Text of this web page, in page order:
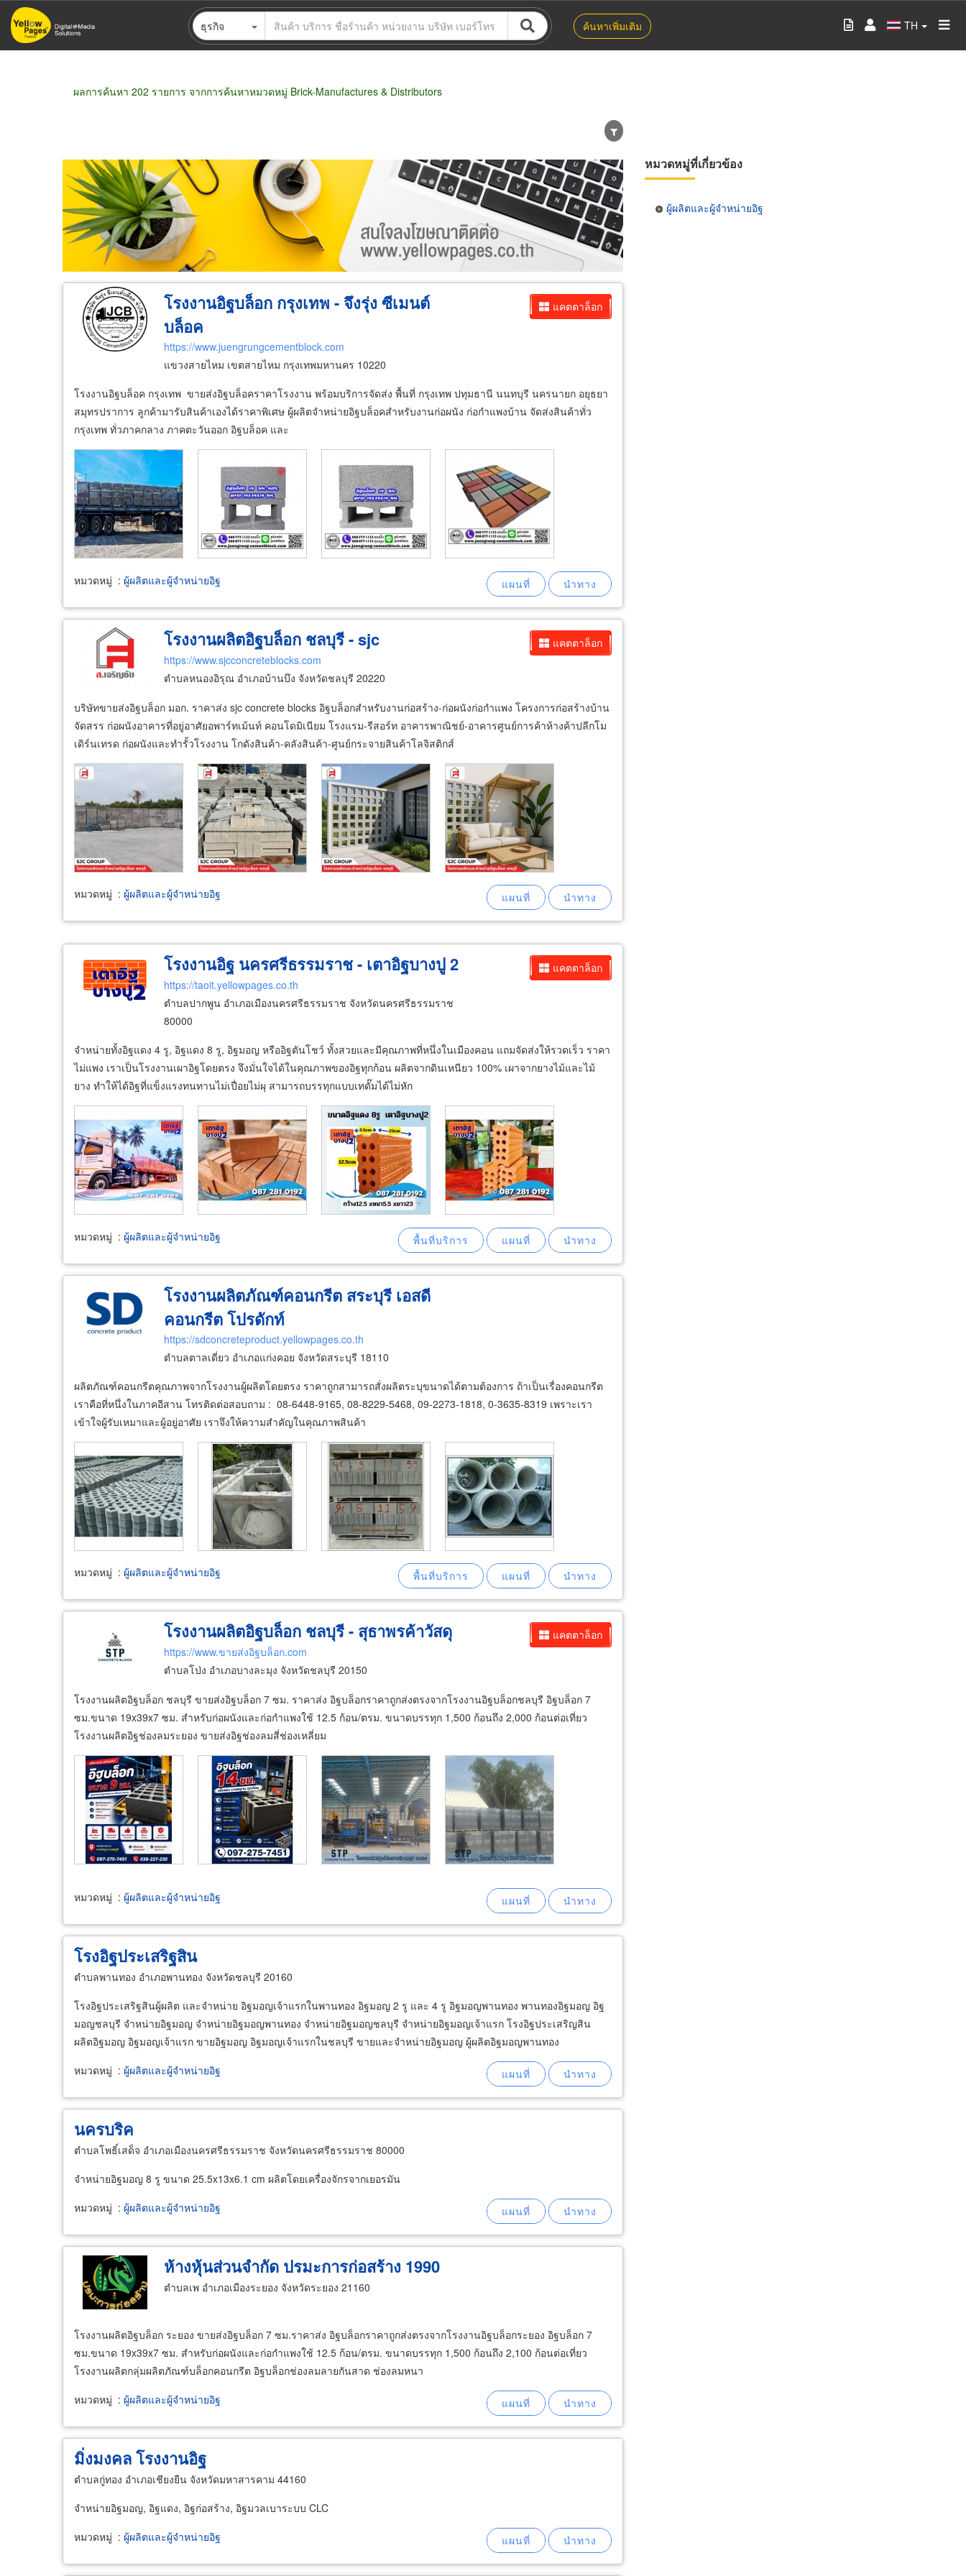
ข้าม
ไป
ธุรกิจ ค้นหาเพิ่มเติม TH
ผลการค้นหา 202 รายการ จากการค้นหาหมวดหมู่ Brick-Manufactures & Distributors
ขายส่ง ขายปลีก ผู้ผลิต ตัวแทนจัดจำหน่าย ผู้ส่งออก/นำเข้า ธุรกิจบริการ
แคตตาล็อก
โรงงานอิฐบล็อก กรุงเทพ - จึงรุ่ง ซีเมนต์
บล็อค
https://www.juengrungcementblock.com
แขวงสายไหม เขตสายไหม กรุงเทพมหานคร 10220
โรงงานอิฐบล็อค กรุงเทพ ขายส่งอิฐบล็อคราคาโรงงาน พร้อมบริการจัดส่ง พื้นที่ กรุงเทพ ปทุมธานี นนทบุรี นครนายก อยุธยา
สมุทรปราการ ลูกค้ามารับสินค้าเองได้ราคาพิเศษ ผู้ผลิตจำหน่ายอิฐบล็อคสำหรับงานก่อผนัง ก่อกำแพงบ้าน จัดส่งสินค้าทั่ว
กรุงเทพ ทั่วภาคกลาง ภาคตะวันออก อิฐบล็อค และ
หมวดหมู่ : ผู้ผลิตและผู้จำหน่ายอิฐ
แคตตาล็อก
โรงงานผลิตอิฐบล็อก ชลบุรี - sjc
https://www.sjcconcreteblocks.com
ตำบลหนองอิรุณ อำเภอบ้านบึง จังหวัดชลบุรี 20220
บริษัทขายส่งอิฐบล็อก มอก. ราคาส่ง sjc concrete blocks อิฐบล็อกสำหรับงานก่อสร้าง-ก่อผนังก่อกำแพง โครงการก่อสร้างบ้าน
จัดสรร ก่อผนังอาคารที่อยู่อาศัยอพาร์ทเม้นท์ คอนโดมิเนียม โรงแรม-รีสอร์ท อาคารพาณิชย์-อาคารศูนย์การค้าห้างค้าปลีกโม
เดิร์นเทรด ก่อผนังและทำรั้วโรงงาน โกดังสินค้า-คลังสินค้า-ศูนย์กระจายสินค้าโลจิสติกส์
หมวดหมู่ : ผู้ผลิตและผู้จำหน่ายอิฐ
แคตตาล็อก
โรงงานอิฐ นครศรีธรรมราช - เตาอิฐบางปู 2
https://taoit.yellowpages.co.th
ตำบลปากพูน อำเภอเมืองนครศรีธรรมราช จังหวัดนครศรีธรรมราช
80000
จำหน่ายทั้งอิฐแดง 4 รู, อิฐแดง 8 รู, อิฐมอญ หรืออิฐตันโชว์ ทั้งสวยและมีคุณภาพที่หนึ่งในเมืองคอน แถมจัดส่งให้รวดเร็ว ราคา
ไม่แพง เราเป็นโรงงานเผาอิฐโดยตรง จึงมั่นใจได้ในคุณภาพของอิฐทุกก้อน ผลิตจากดินเหนียว 100% เผาจากยางไม้และไม้
ยาง ทำให้ได้อิฐที่แข็งแรงทนทานไม่เปื่อยไม่ผุ สามารถบรรทุกแบบเทดั๊มได้ไม่หัก
หมวดหมู่ : ผู้ผลิตและผู้จำหน่ายอิฐ
โรงงานผลิตภัณฑ์คอนกรีต สระบุรี เอสดี
คอนกรีต โปรดักท์
https://sdconcreteproduct.yellowpages.co.th
ตำบลตาลเดี่ยว อำเภอแก่งคอย จังหวัดสระบุรี 18110
ผลิตภัณฑ์คอนกรีตคุณภาพจากโรงงานผู้ผลิตโดยตรง ราคาถูกสามารถสั่งผลิตระบุขนาดได้ตามต้องการ ถ้าเป็นเรื่องคอนกรีต
เราคือที่หนึ่งในภาคอีสาน โทรติดต่อสอบถาม : 08-6448-9165, 08-8229-5468, 09-2273-1818, 0-3635-8319 เพราะเรา
เข้าใจผู้รับเหมาและผู้อยู่อาศัย เราจึงให้ความสำคัญในคุณภาพสินค้า
หมวดหมู่ : ผู้ผลิตและผู้จำหน่ายอิฐ
แคตตาล็อก
โรงงานผลิตอิฐบล็อก ชลบุรี - สุธาพรค้าวัสดุ
https://www.ขายส่งอิฐบล็อก.com
ตำบลโป่ง อำเภอบางละมุง จังหวัดชลบุรี 20150
โรงงานผลิตอิฐบล็อก ชลบุรี ขายส่งอิฐบล็อก 7 ซม. ราคาส่ง อิฐบล็อกราคาถูกส่งตรงจากโรงงานอิฐบล็อกชลบุรี อิฐบล็อก 7
ซม.ขนาด 19x39x7 ซม. สำหรับก่อผนังและก่อกำแพงใช้ 12.5 ก้อน/ตรม. ขนาดบรรทุก 1,500 ก้อนถึง 2,000 ก้อนต่อเที่ยว
โรงงานผลิตอิฐช่องลมระยอง ขายส่งอิฐช่องลมสี่ช่องเหลี่ยม
หมวดหมู่ : ผู้ผลิตและผู้จำหน่ายอิฐ
โรงอิฐประเสริฐสิน
ตำบลพานทอง อำเภอพานทอง จังหวัดชลบุรี 20160
โรงอิฐประเสริฐสินผู้ผลิต และจำหน่าย อิฐมอญเจ้าแรกในพานทอง อิฐมอญ 2 รู และ 4 รู อิฐมอญพานทอง พานทองอิฐมอญ อิฐ
มอญชลบุรี จำหน่ายอิฐมอญ จำหน่ายอิฐมอญพานทอง จำหน่ายอิฐมอญชลบุรี จำหน่ายอิฐมอญเจ้าแรก โรงอิฐประเสริญสิน
ผลิตอิฐมอญ อิฐมอญเจ้าแรก ขายอิฐมอญ อิฐมอญเจ้าแรกในชลบุรี ขายและจำหน่ายอิฐมอญ ผู้ผลิตอิฐมอญพานทอง
หมวดหมู่ : ผู้ผลิตและผู้จำหน่ายอิฐ
นครบริค
ตำบลโพธิ์เสด็จ อำเภอเมืองนครศรีธรรมราช จังหวัดนครศรีธรรมราช 80000
จำหน่ายอิฐมอญ 8 รู ขนาด 25.5x13x6.1 cm ผลิตโดยเครื่องจักรจากเยอรมัน
หมวดหมู่ : ผู้ผลิตและผู้จำหน่ายอิฐ
ห้างหุ้นส่วนจำกัด ปรมะการก่อสร้าง 1990
ตำบลเพ อำเภอเมืองระยอง จังหวัดระยอง 21160
โรงงานผลิตอิฐบล็อก ระยอง ขายส่งอิฐบล็อก 7 ซม.ราคาส่ง อิฐบล็อกราคาถูกส่งตรงจากโรงงานอิฐบล็อกระยอง อิฐบล็อก 7
ซม.ขนาด 19x39x7 ซม. สำหรับก่อผนังและก่อกำแพงใช้ 12.5 ก้อน/ตรม. ขนาดบรรทุก 1,500 ก้อนถึง 2,100 ก้อนต่อเที่ยว
โรงงานผลิตกลุ่มผลิตภัณฑ์บล็อกคอนกรีต อิฐบล็อกช่องลมลายกันสาด ช่องลมหนา
หมวดหมู่ : ผู้ผลิตและผู้จำหน่ายอิฐ
มิ่งมงคล โรงงานอิฐ
ตำบลกู่ทอง อำเภอเชียงยืน จังหวัดมหาสารคาม 44160
จำหน่ายอิฐมอญ, อิฐแดง, อิฐก่อสร้าง, อิฐมวลเบาระบบ CLC
หมวดหมู่ : ผู้ผลิตและผู้จำหน่ายอิฐ
หมวดหมู่ที่เกี่ยวข้อง
ผู้ผลิตและผู้จำหน่ายอิฐ